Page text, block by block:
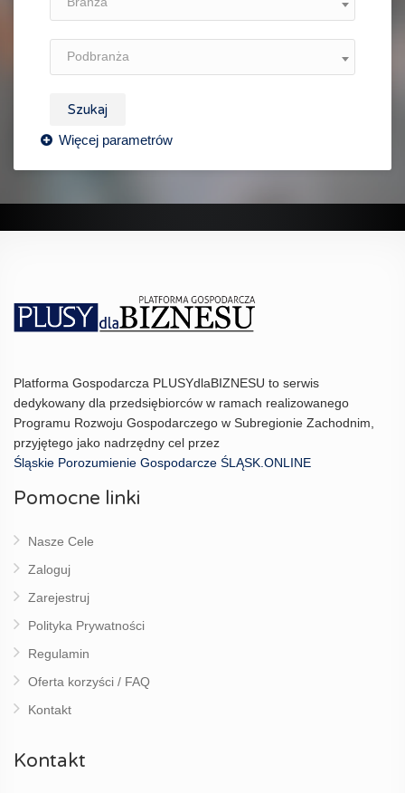
Podbranża
Szukaj
Platforma Gospodarcza PLUSYdlaBIZNESU to serwis
dedykowany dla przedsiębiorców w ramach realizowanego
Programu Rozwoju Gospodarczego w Subregionie Zachodnim,
przyjętego jako nadrzędny cel przez
Śląskie Porozumienie Gospodarcze ŚLĄSK.ONLINE
Pomocne linki
Nasze Cele
Zaloguj
Zarejestruj
Polityka Prywatności
Regulamin
Oferta korzyści / FAQ
Kontakt
Kontakt